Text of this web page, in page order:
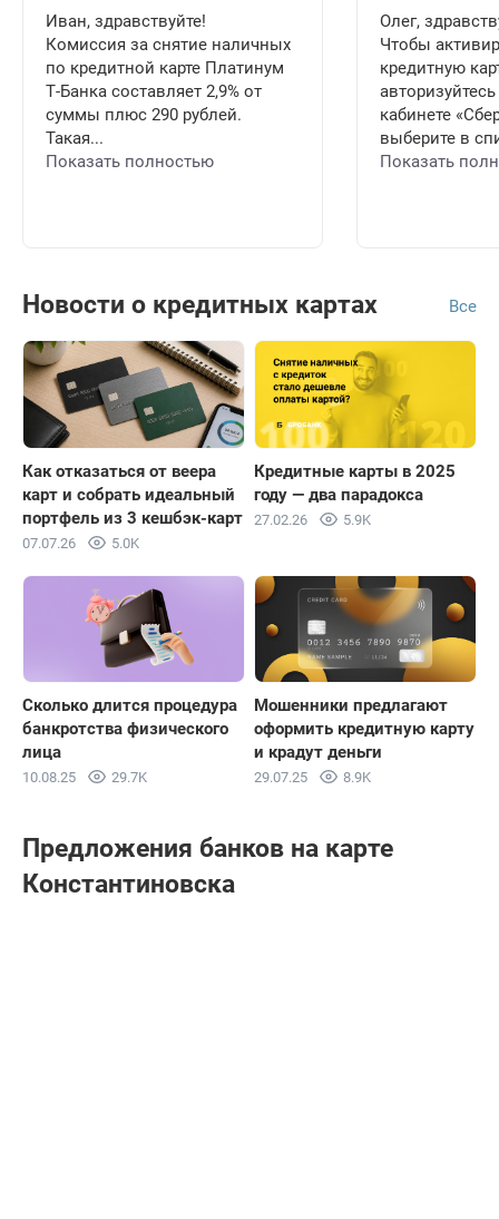
Иван, здравствуйте!
Комиссия за снятие наличных
по кредитной карте Платинум
Т-Банка составляет 2,9% от
суммы плюс 290 рублей.
Такая...
Показать полностью
Олег,
Чтобы
кредитную
кабинете
выберите в
Показать
Новости о кредитных картах Все
Как отказаться от веера
карт и собрать идеальный
портфель из 3 кешбэк-карт
07.07.26 5.0K
Кредитные карты в 2025
году — два парадокса
27.02.26 5.9K
Сколько длится процедура
банкротства физического
лица
10.08.25 29.7K
Мошенники предлагают
оформить кредитную карту
и крадут деньги
29.07.25 8.9K
Предложения банков на карте
Константиновска